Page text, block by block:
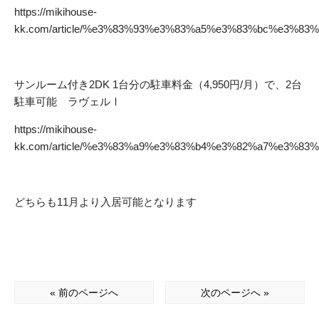
https://mikihouse-
kk.com/article/
サンルーム付き2DK 1台分の駐車料金（4,950円/月）で、2台
駐車可能 ラヴェルⅠ
https://mikihouse-
kk.com/article/
どちらも11月より入居可能となります
« 前のページへ 次のページへ »